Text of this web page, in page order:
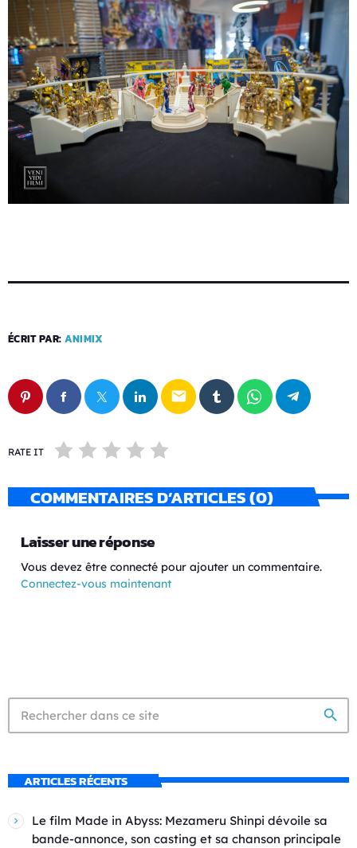
ÉCRIT PAR: ANIMIX
email
RATE IT
COMMENTAIRES D’ARTICLES (0)
Laisser une réponse
Vous devez être connecté pour ajouter un commentaire.
Connectez-vous maintenant
search
ARTICLES RÉCENTS
Le film Made in Abyss: Mezameru Shinpi dévoile sa
bande-annonce, son casting et sa chanson principale